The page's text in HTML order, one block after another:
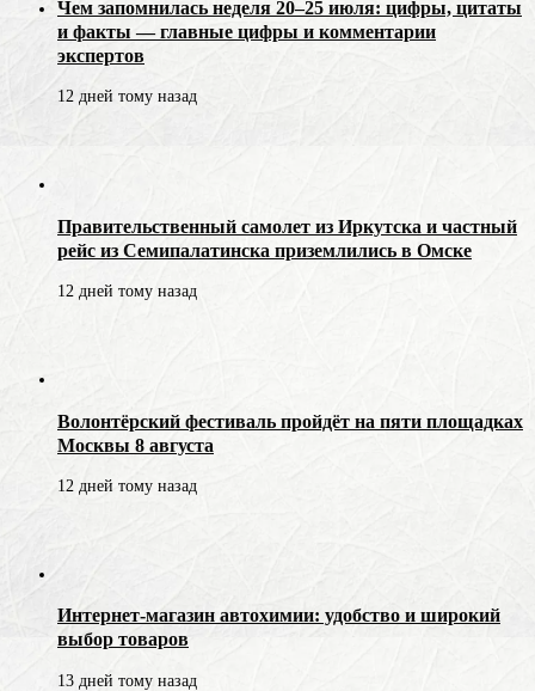
Чем запомнилась неделя 20–25 июля: цифры, цитаты
и факты — главные цифры и комментарии
экспертов
12 дней тому назад
Правительственный самолет из Иркутска и частный
рейс из Семипалатинска приземлились в Омске
12 дней тому назад
Волонтёрский фестиваль пройдёт на пяти площадках
Москвы 8 августа
12 дней тому назад
Интернет-магазин автохимии: удобство и широкий
выбор товаров
13 дней тому назад